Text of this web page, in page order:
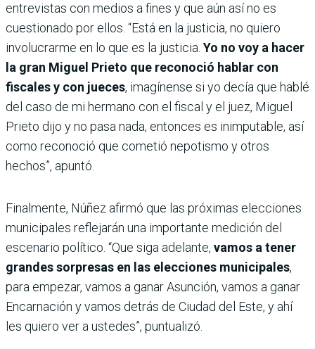
entrevistas con medios a fines y que aún así no es
cuestionado por ellos. “Está en la justicia, no quiero
involucrarme en lo que es la justicia. Yo no voy a hacer
la gran Miguel Prieto que reconoció hablar con
fiscales y con jueces, imagínense si yo decía que hablé
del caso de mi hermano con el fiscal y el juez, Miguel
Prieto dijo y no pasa nada, entonces es inimputable, así
como reconoció que cometió nepotismo y otros
hechos”, apuntó.
Finalmente, Núñez afirmó que las próximas elecciones
municipales reflejarán una importante medición del
escenario político. “Que siga adelante, vamos a tener
grandes sorpresas en las elecciones municipales,
para empezar, vamos a ganar Asunción, vamos a ganar
Encarnación y vamos detrás de Ciudad del Este, y ahí
les quiero ver a ustedes”, puntualizó.